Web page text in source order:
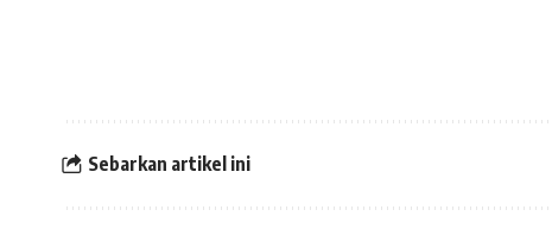
Sebarkan artikel ini